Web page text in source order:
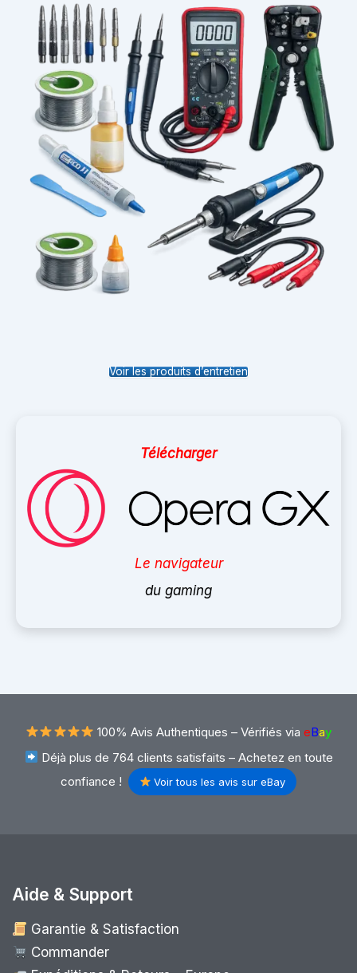
Voir les produits d’entretien
Télécharger
Le navigateur
du gaming
100% Avis Authentiques – Vérifiés via eBay
Déjà plus de 764 clients satisfaits – Achetez en toute
confiance !
Voir tous les avis sur eBay
Aide & Support
Garantie & Satisfaction
Commander